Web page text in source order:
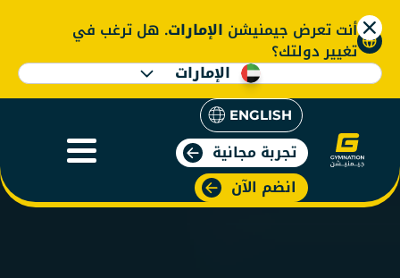
ENGLISH
تجربة مجانية
انضم الآن
أنت تعرض جيمنيشن الإمارات. هل ترغب في
تغيير دولتك؟
الإمارات